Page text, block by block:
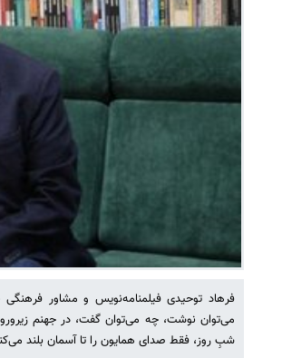
فرهاد توحیدی فیلمنامه‌نویس و مشاور
می‌توان نوشت، چه می‌توان گفت، در جهنم
شبِ روز، فقط صدای همایون را تا آسمان بلند